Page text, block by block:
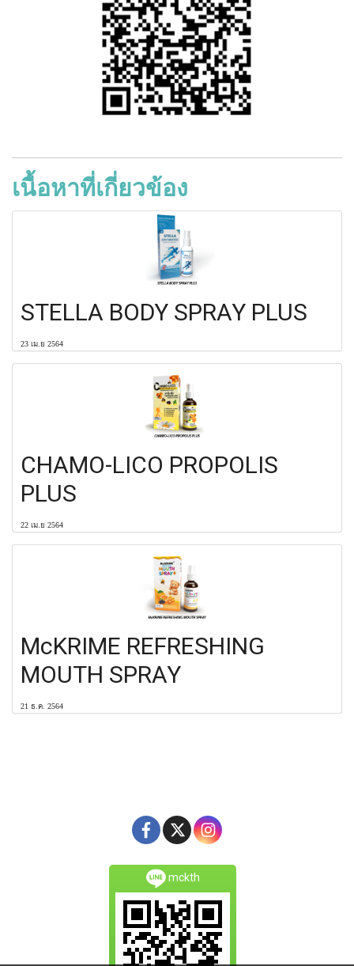
เนื้อหาที่เกี่ยวข้อง
STELLA BODY SPRAY PLUS
23 เม.ย 2564
CHAMO-LICO PROPOLIS
PLUS
22 เม.ย 2564
McKRIME REFRESHING
MOUTH SPRAY
21 ธ.ค. 2564
mckth